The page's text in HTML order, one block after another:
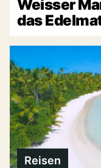
Weisser
das
Reisen